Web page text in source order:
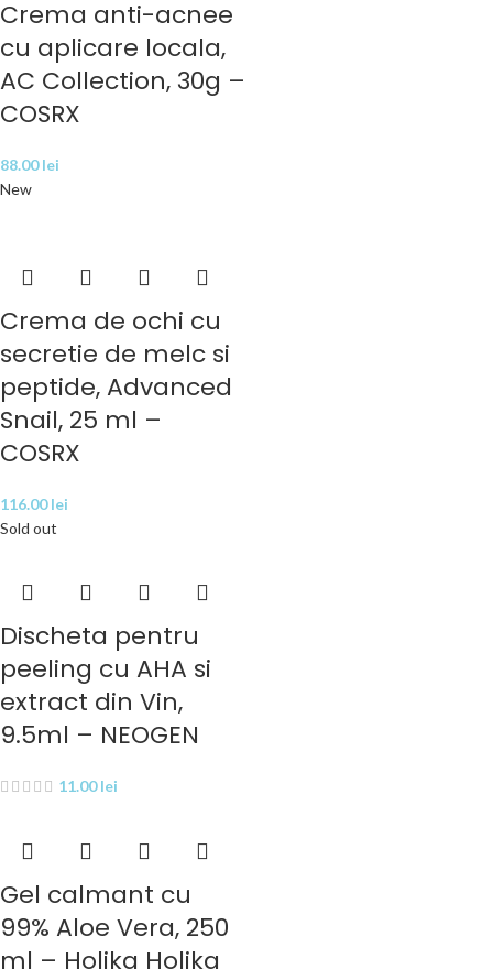
Crema anti-acnee
cu aplicare locala,
AC Collection, 30g –
COSRX
88.00lei
New
Crema de ochi cu
secretie de melc si
peptide, Advanced
Snail, 25 ml –
COSRX
116.00lei
Sold out
Discheta pentru
peeling cu AHA si
extract din Vin,
9.5ml – NEOGEN
11.00lei
Gel calmant cu
99% Aloe Vera, 250
ml – Holika Holika